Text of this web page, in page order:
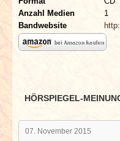
LINKS
ARCHIV
Anzahl Medien
1
Bandwebsite
HÖRSPIEGEL-
07. November 2015